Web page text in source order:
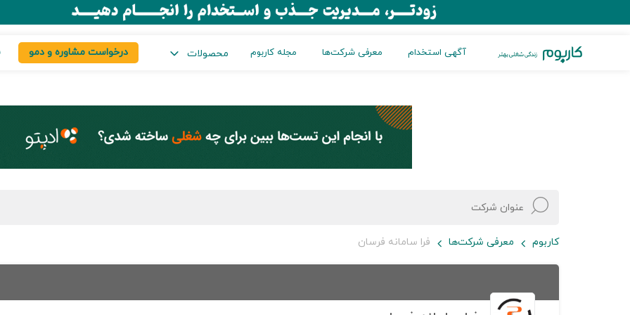
آگهی استخدام معرفی شرکت‌ها مجله کاربوم محصولات درخواست مشاوره و دمو
کاربوم معرفی شرکت‌ها فرا سامانه فرسان